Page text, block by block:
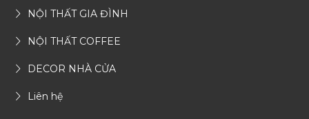
NỘI THẤT GIA ĐÌNH
NỘI THẤT COFFEE
DECOR NHÀ CỬA
Liên hệ